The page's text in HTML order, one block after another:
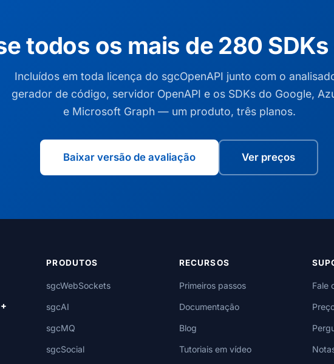
todos os mais de 280 SDKs
Incluídos em toda licença do sgcOpenAPI junto com o
gerador de código, servidor OpenAPI e os SDKs do Google,
e Microsoft Graph — um produto, três planos.
Baixar versão de avaliação Ver preços
PRODUTOS
sgcWebSockets
sgcAI
sgcMQ
sgcSocial
RECURSOS
Primeiros passos
Documentação
Blog
Tutoriais em vídeo
Fale